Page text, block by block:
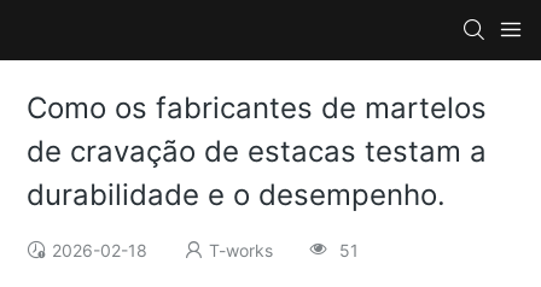
Como os fabricantes de martelos
de cravação de estacas testam a
durabilidade e o desempenho.
2026-02-18 T-works 51